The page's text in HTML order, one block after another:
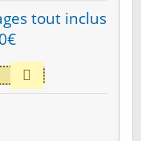
tout inclus